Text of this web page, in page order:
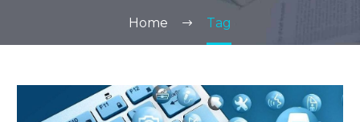
Home Tag